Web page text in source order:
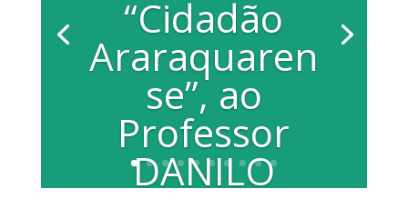
“Cidadão
Araraquaren
se”, ao
Professor
DANILO